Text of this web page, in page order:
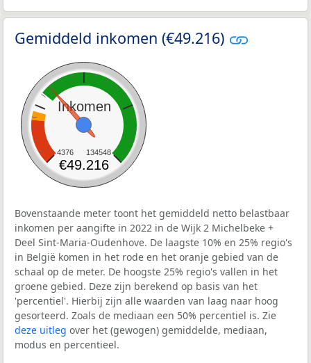
Gemiddeld inkomen (€49.216)
Inkomen
4376 134548
€49.216
Bovenstaande meter toont het gemiddeld netto belastbaar
inkomen per aangifte in 2022 in de Wijk 2 Michelbeke +
Deel Sint-Maria-Oudenhove. De laagste 10% en 25% regio's
in België komen in het rode en het oranje gebied van de
schaal op de meter. De hoogste 25% regio's vallen in het
groene gebied. Deze zijn berekend op basis van het
'percentiel'. Hierbij zijn alle waarden van laag naar hoog
gesorteerd. Zoals de mediaan een 50% percentiel is. Zie
deze uitleg over het (gewogen) gemiddelde, mediaan,
modus en percentieel.